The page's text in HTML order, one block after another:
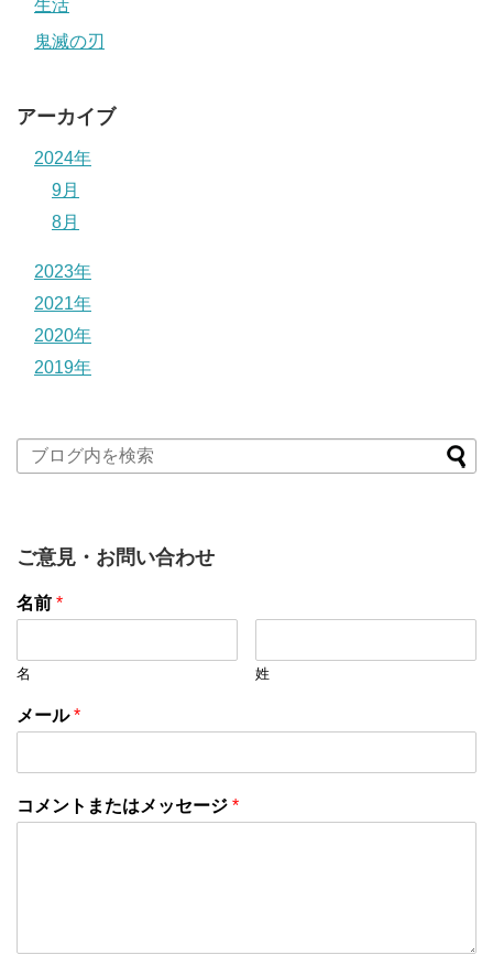
生活
鬼滅の刃
アーカイブ
2024年
9月
8月
2023年
2021年
2020年
2019年
ご意見・お問い合わせ
名前 *
名 姓
メール*
コメントまたはメッセージ *